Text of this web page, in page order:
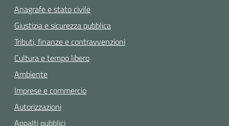
Anagrafe e stato civile
Giustizia e sicurezza pubblica
Tributi, finanze e contravvenzioni
Cultura e tempo libero
Ambiente
Imprese e commercio
Autorizzazioni
Appalti pubblici